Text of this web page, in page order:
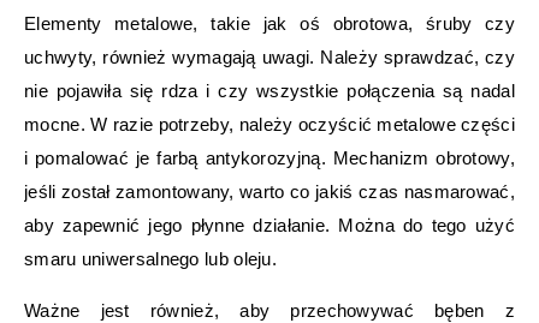
Elementy metalowe, takie jak oś obrotowa, śruby czy
uchwyty, również wymagają uwagi. Należy sprawdzać, czy
nie pojawiła się rdza i czy wszystkie połączenia są nadal
mocne. W razie potrzeby, należy oczyścić metalowe części
i pomalować je farbą antykorozyjną. Mechanizm obrotowy,
jeśli został zamontowany, warto co jakiś czas nasmarować,
aby zapewnić jego płynne działanie. Można do tego użyć
smaru uniwersalnego lub oleju.
Ważne jest również, aby przechowywać bęben z